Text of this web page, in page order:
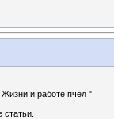
и работе пчёл "